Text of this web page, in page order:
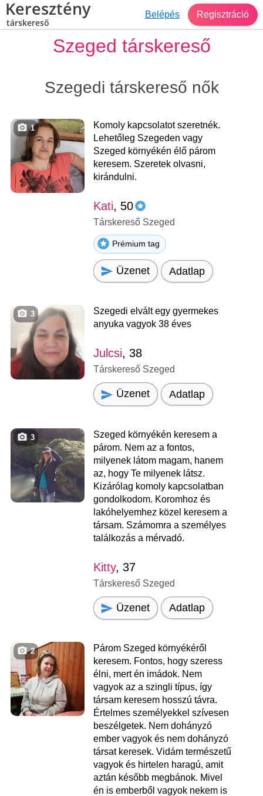
Keresztény
társkereső
Belépés Regisztráció
Szeged társkereső
Szegedi társkereső nők
1
Komoly kapcsolatot szeretnék.
Lehetőleg Szegeden vagy
Szeged környékén élő párom
keresem. Szeretek olvasni,
kirándulni.
Kati, 50
Társkereső Szeged
Prémium tag
Üzenet Adatlap
3
Szegedi elvált egy gyermekes
anyuka vagyok 38 éves
Julcsi, 38
Társkereső Szeged
Üzenet Adatlap
3
Szeged környékén keresem a
párom. Nem az a fontos,
milyenek látom magam, hanem
az, hogy Te milyenek látsz.
Kizárólag komoly kapcsolatban
gondolkodom. Koromhoz és
lakóhelyemhez közel keresem a
társam. Számomra a személyes
találkozás a mérvadó.
Kitty, 37
Társkereső Szeged
Üzenet Adatlap
2
Párom Szeged környékéről
keresem. Fontos, hogy szeress
élni, mert én imádok. Nem
vagyok az a szingli típus, így
társam keresem hosszú távra.
Értelmes személyekkel szívesen
beszélgetek. Nem dohányzó
ember vagyok és nem dohányzó
társat keresek. Vidám természetű
vagyok és hirtelen haragú, amit
aztán később megbánok. Mivel
én is emberből vagyok nekem is